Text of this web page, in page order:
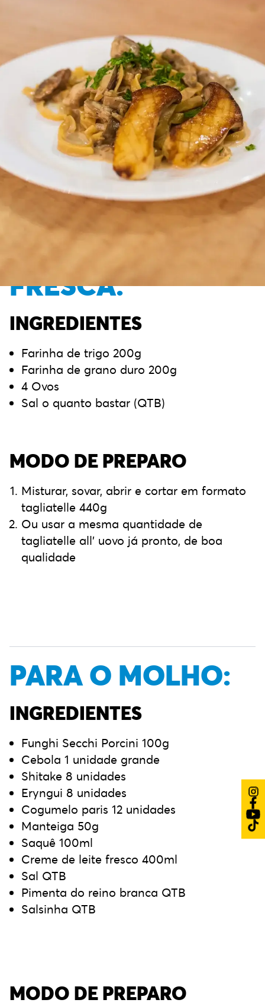
Compartilhe:
Receita por Eduardo Prado, do Masterchef
PARA A MASSA
FRESCA:
INGREDIENTES
Farinha de trigo 200g
Farinha de grano duro 200g
4 Ovos
Sal o quanto bastar (QTB)
MODO DE PREPARO
Misturar, sovar, abrir e cortar em formato
tagliatelle 440g
Ou usar a mesma quantidade de
tagliatelle all’ uovo já pronto, de boa
qualidade
PARA O MOLHO:
INGREDIENTES
Funghi Secchi Porcini 100g
Cebola 1 unidade grande
Shitake 8 unidades
Eryngui 8 unidades
Cogumelo paris 12 unidades
Manteiga 50g
Saquê 100ml
Creme de leite fresco 400ml
Sal QTB
Pimenta do reino branca QTB
Salsinha QTB
MODO DE PREPARO